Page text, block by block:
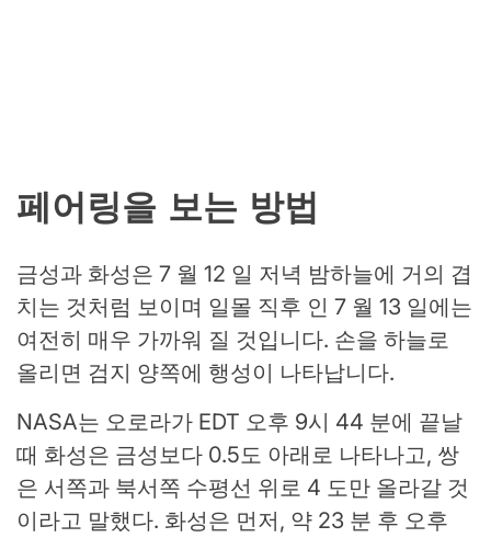
페어링을 보는 방법
금성과 화성은 7 월 12 일 저녁 밤하늘에 거의 겹
치는 것처럼 보이며 일몰 직후 인 7 월 13 일에는
여전히 매우 가까워 질 것입니다. 손을 하늘로
올리면 검지 양쪽에 행성이 나타납니다.
NASA는 오로라가 EDT 오후 9시 44 분에 끝날
때 화성은 금성보다 0.5도 아래로 나타나고, 쌍
은 서쪽과 북서쪽 수평선 위로 4 도만 올라갈 것
이라고 말했다. 화성은 먼저, 약 23 분 후 오후